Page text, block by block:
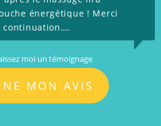
énergétique ! Merci
continuation….
moi un témoignage
MON AVIS